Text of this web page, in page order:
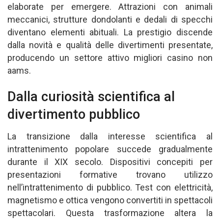
elaborate per emergere. Attrazioni con animali
meccanici, strutture dondolanti e dedali di specchi
diventano elementi abituali. La prestigio discende
dalla novità e qualità delle divertimenti presentate,
producendo un settore attivo migliori casino non
aams.
Dalla curiosità scientifica al
divertimento pubblico
La transizione dalla interesse scientifica al
intrattenimento popolare succede gradualmente
durante il XIX secolo. Dispositivi concepiti per
presentazioni formative trovano utilizzo
nell’intrattenimento di pubblico. Test con elettricità,
magnetismo e ottica vengono convertiti in spettacoli
spettacolari. Questa trasformazione altera la